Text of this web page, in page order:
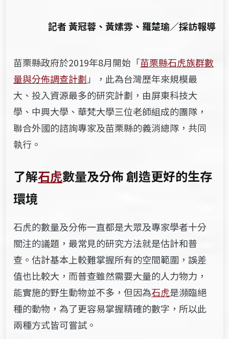
記者 黃冠蓉、黃嫊雰、羅楚瑜／採訪報導
苗栗縣政府於2019年8月開始「苗栗縣石虎族群數
量與分佈調查計劃 」，此為台灣歷年來規模最
大、投入資源最多的研究計劃，由屏東科技大
學、中興大學、華梵大學三位老師組成的團隊，
聯合外國的諮詢專家及苗栗縣的義消總隊，共同
執行。
了解石虎數量及分佈 創造更好的生存
環境
石虎的數量及分佈一直都是大眾及專家學者十分
關注的議題，最常見的研究方法就是估計和普
查。估計基本上較難掌握所有的空間範圍，誤差
值也比較大，而普查雖然需要大量的人力物力，
能實施的野生動物並不多，但因為石虎是瀕臨絕
種的動物，為了更容易掌握精確的數字，所以此
兩種方式皆可嘗試。